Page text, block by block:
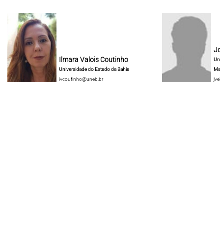
Ilmara Valois Coutinho
Universidade do Estado da Bahia
ivcoutinho@uneb.br